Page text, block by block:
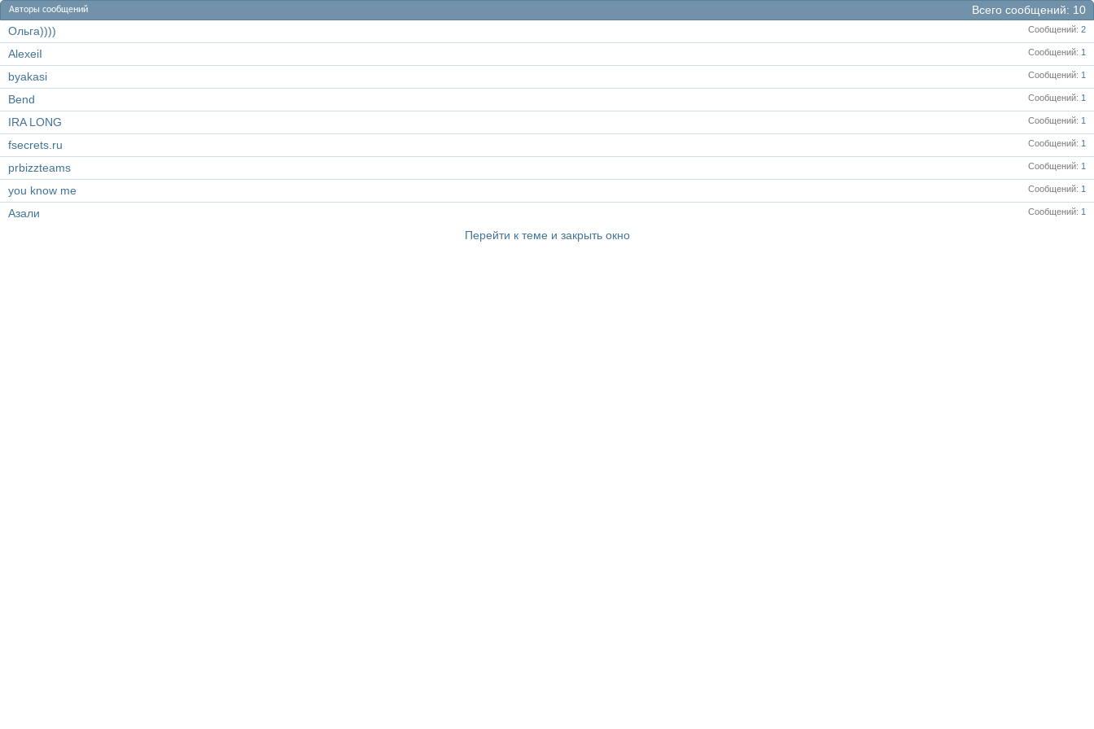
Всего сообщений 10
Авторы сообщений
Сообщений 2
Ольга))))
Сообщений 1
AlexeiI
Сообщений 1
byakasi
Сообщений 1
Bend
Сообщений 1
IRA LONG
Сообщений 1
fsecrets.ru
Сообщений 1
prbizzteams
Сообщений 1
you know me
Сообщений 1
Азали
Перейти к теме и закрыть окно